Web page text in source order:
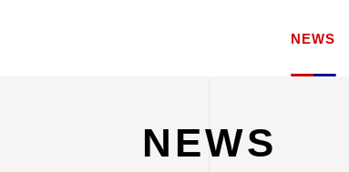
NEWS
NEWS